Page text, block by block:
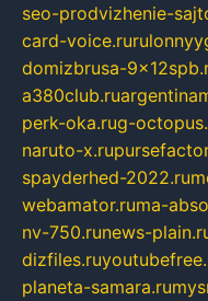
seo-prodvizhenie-
card-voice.ru
domizbrusa-
a380club.ru
perk-oka.rug-
naruto-x.ru
spayderhed-2022.ru
webamator.ruma-
nv-750.runews-
dizfiles.ru
planeta-samara.ru